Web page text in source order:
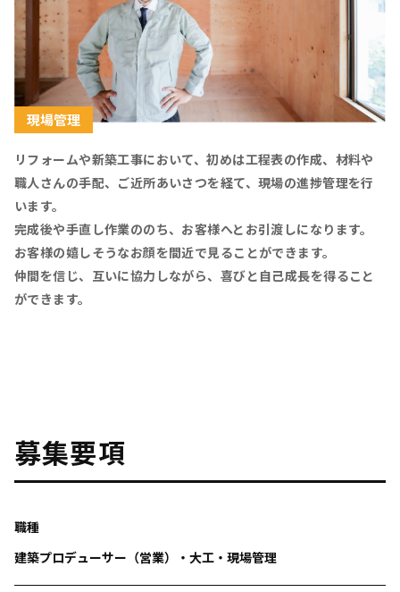
現場管理
リフォームや新築工事において、初めは工程表の作成、材料や
職人さんの手配、ご近所あいさつを経て、現場の進捗管理を行
います。
完成後や手直し作業ののち、お客様へとお引渡しになります。
お客様の嬉しそうなお顔を間近で見ることができます。
仲間を信じ、互いに協力しながら、喜びと自己成長を得ること
ができます。
募集要項
職種
建築プロデューサー（営業）・大工・現場管理